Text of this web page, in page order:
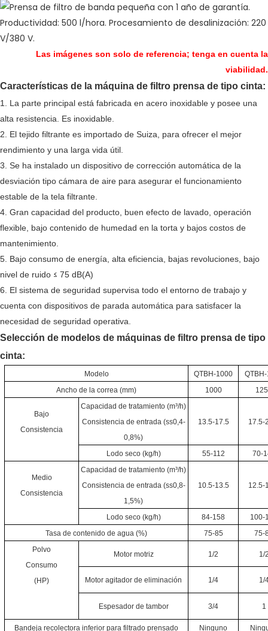
Las imágenes son solo de referencia; tenga en cuenta la
viabilidad.
Características de la máquina de filtro prensa de tipo cinta:
1. La parte principal está fabricada en acero inoxidable y posee una
alta resistencia. Es inoxidable.
2. El tejido filtrante es importado de Suiza, para ofrecer el mejor
rendimiento y una larga vida útil.
3. Se ha instalado un dispositivo de corrección automática de la
desviación tipo cámara de aire para asegurar el funcionamiento
estable de la tela filtrante.
4. Gran capacidad del producto, buen efecto de lavado, operación
flexible, bajo contenido de humedad en la torta y bajos costos de
mantenimiento.
5. Bajo consumo de energía, alta eficiencia, bajas revoluciones, bajo
nivel de ruido ≤ 75 dB(A)
6. El sistema de seguridad supervisa todo el entorno de trabajo y
cuenta con dispositivos de parada automática para satisfacer la
necesidad de seguridad operativa.
Selección de modelos de máquinas de filtro prensa de tipo
cinta:
Modelo QTBH-1000
Ancho de la correa (mm)
1000
Bajo
Consistencia
Capacidad de tratamiento (m³/h)
Consistencia de entrada (ss0,4-
0,8%)
13.5-17.5 17.5-
Lodo seco (kg/h) 55-112 70-
Medio
Consistencia
Capacidad de tratamiento (m³/h)
Consistencia de entrada (ss0,8-
1,5%)
10.5-13.5 12.5-
Lodo seco (kg/h) 84-158
100-
Tasa de contenido de agua (%)
75-85
75-
Polvo
Consumo
(HP)
Motor motriz 1/2 1/
Motor agitador de eliminación 1/4 1/
Espesador de tambor 3/4 1
Bandeja recolectora inferior para filtrado prensado Ninguno